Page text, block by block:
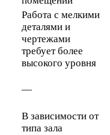
Работа с мелкими
деталями и
чертежами
требует более
высокого уровня
—
В зависимости от
типа зала